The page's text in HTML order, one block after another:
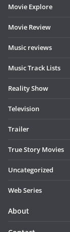
Movie Explore
Movie Review
Music reviews
Music Track Lists
Reality Show
Television
Trailer
True Story Movies
Uncategorized
Web Series
About